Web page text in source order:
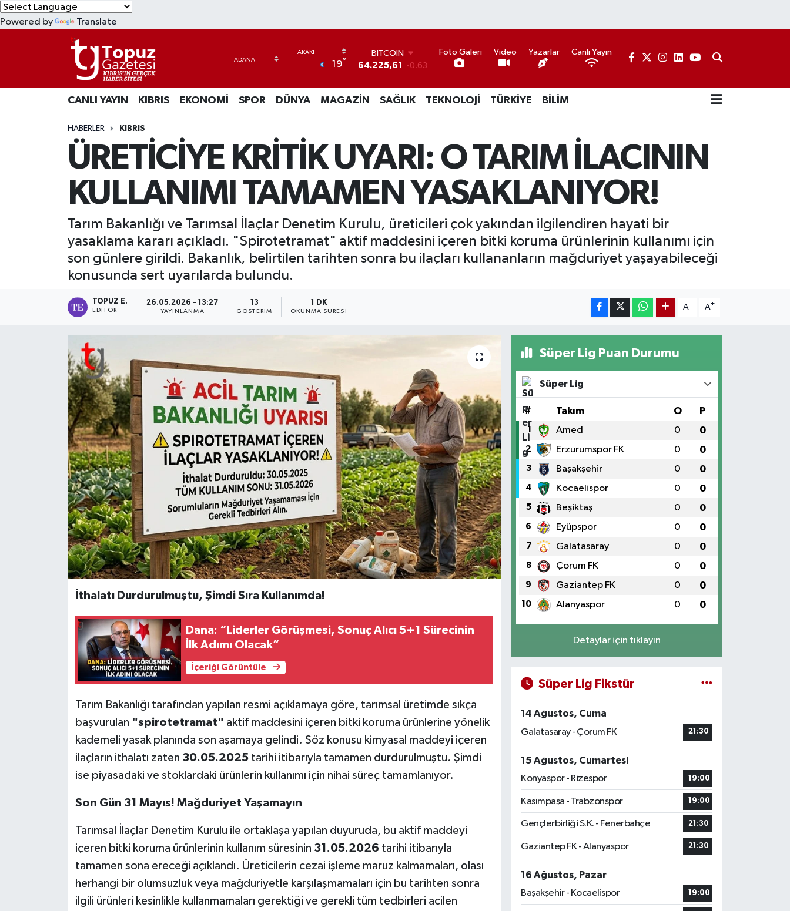
Powered by Translate
19°
BITCOIN
64.225,61
-0.63
47,6704 0
EURO
GRAM ALTIN
6510.40
0.45
13.799
70
Foto Galeri Video Yazarlar Canlı Yayın
CANLI YAYIN KIBRIS EKONOMİ SPOR DÜNYA MAGAZİN SAĞLIK TEKNOLOJİ TÜRKİYE BİLİM
HABERLER KIBRIS
ÜRETİCİYE KRİTİK UYARI: O TARIM İLACININ
KULLANIMI TAMAMEN YASAKLANIYOR!
Tarım Bakanlığı ve Tarımsal İlaçlar Denetim Kurulu, üreticileri çok yakından ilgilendiren hayati bir
yasaklama kararı açıkladı. "Spirotetramat" aktif maddesini içeren bitki koruma ürünlerinin kullanımı için
son günlere girildi. Bakanlık, belirtilen tarihten sonra bu ilaçları kullananların mağduriyet yaşayabileceği
konusunda sert uyarılarda bulundu.
TOPUZ E.
EDITÖR
26.05.2026 - 13:27
YAYINLANMA
13
GÖSTERIM
1 DK
OKUNMA SÜRESI
A- A+
İthalatı Durdurulmuştu, Şimdi Sıra Kullanımda!
Dana: “Liderler Görüşmesi, Sonuç Alıcı 5+1 Sürecinin
İlk Adımı Olacak”
İçeriği Görüntüle
Tarım Bakanlığı tarafından yapılan resmi açıklamaya göre, tarımsal üretimde sıkça
başvurulan "spirotetramat" aktif maddesini içeren bitki koruma ürünlerine yönelik
kademeli yasak planında son aşamaya gelindi. Söz konusu kimyasal maddeyi içeren
ilaçların ithalatı zaten 30.05.2025tarihi itibarıyla tamamen durdurulmuştu. Şimdi
ise piyasadaki ve stoklardaki ürünlerin kullanımı için nihai süreç tamamlanıyor.
Son Gün 31 Mayıs! Mağduriyet Yaşamayın
Tarımsal İlaçlar Denetim Kurulu ile ortaklaşa yapılan duyuruda, bu aktif maddeyi
içeren bitki koruma ürünlerinin kullanım süresinin 31.05.2026 tarihi itibarıyla
tamamen sona ereceği açıklandı. Üreticilerin cezai işleme maruz kalmamaları, olası
herhangi bir olumsuzluk veya mağduriyetle karşılaşmamaları için bu tarihten sonra
ilgili ürünleri kesinlikle kullanmamaları gerektiği ve gerekli tüm tedbirleri acilen
Süper Lig Puan Durumu
Süper Lig
# Takım O P
1 Amed 0 0
2 Erzurumspor FK 0 0
3 Başakşehir 0 0
4 Kocaelispor 0 0
5 Beşiktaş 0 0
6 Eyüpspor 0 0
7 Galatasaray 0 0
8 Çorum FK 0 0
9 Gaziantep FK 0 0
10 Alanyaspor 0 0
Detaylar için tıklayın
Süper Lig Fikstür
14 Ağustos, Cuma
Galatasaray - Çorum FK
21:30
15 Ağustos, Cumartesi
Konyaspor - Rizespor
19:00
Kasımpaşa - Trabzonspor 19:00
Gençlerbirliği S.K. - Fenerbahçe 21:30
Gaziantep FK - Alanyaspor 21:30
16 Ağustos, Pazar
Başakşehir - Kocaelispor
19:00
EKONOMİ
MAGAZİN
TEKNOLOJİ
TÜRKİYE
Lefkoşa Nöbetçi Eczaneler
Lefkoşa Hava Durumu
Lefkoşa Trafik Yoğunluk Haritası
Süper Lig Puan Durumu ve Fikstür
Tüm Manşetler
Son Dakika Haberleri
Haber Arşivi